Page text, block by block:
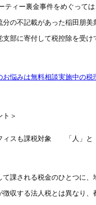
ティー裏金事件をめぐって
分の不記載があった稲田朋美
部に寄付して税控除を受け
悩みは無料相談実施中の税
ト＞
ィスも課税対象 「人」と
課される税金のひとつに、
徴収する法人税とは異なり、